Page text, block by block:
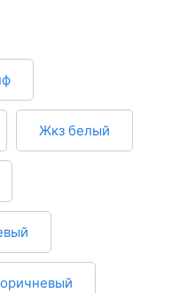
Жкз белый